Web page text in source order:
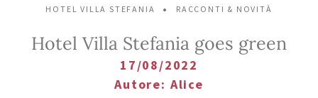
Partenza + +
HOTEL VILLA STEFANIA • RACCONTI & NOVITÀ
Hotel Villa Stefania goes green
17/08/2022
Autore: Alice